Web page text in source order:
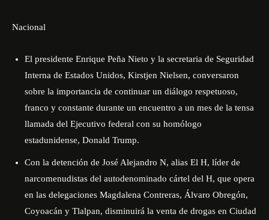
Nacional
El presidente Enrique Peña Nieto y la secretaria de Seguridad
Interna de Estados Unidos, Kirstjen Nielsen, conversaron
sobre la importancia de continuar un diálogo respetuoso,
franco y constante durante un encuentro a un mes de la tensa
llamada del Ejecutivo federal con su homólogo
estadunidense, Donald Trump.
Con la detención de José Alejandro N, alias El H, líder de
narcomenudistas del autodenominado cártel del H, que opera
en las delegaciones Magdalena Contreras, Álvaro Obregón,
Coyoacán y Tlalpan, disminuirá la venta de drogas en Ciudad